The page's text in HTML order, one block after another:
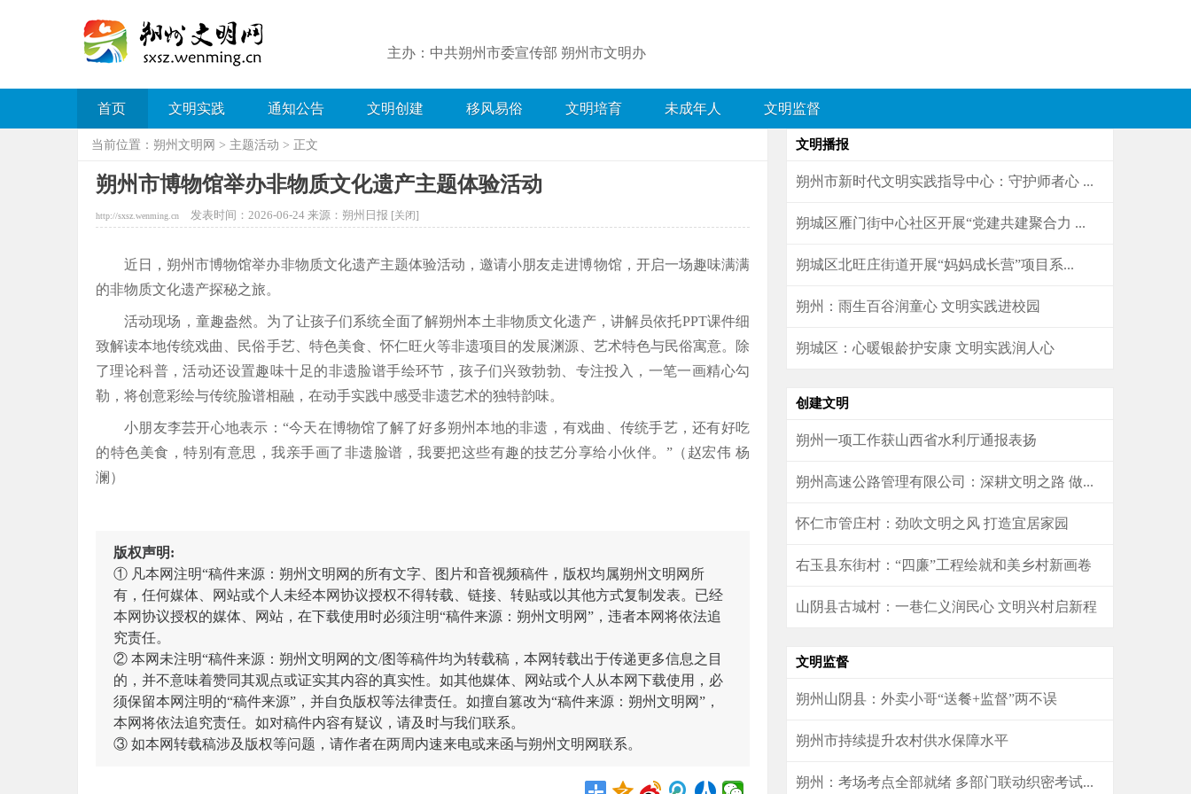
主办：中共朔州市委宣传部 朔州市文明办
首页 文明实践 通知公告 文明创建 移风易俗 文明培育 未成年人 文明监督
当前位置： 朔州文明网 > 主题活动 > 正文
朔州市博物馆举办非物质文化遗产主题体验活动
http://sxsz.wenming.cn 发表时间：2026-06-24 来源：朔州日报 [关闭]
近日，朔州市博物馆举办非物质文化遗产主题体验活动，邀请小朋友走进博物馆，开启一场趣味满满
的非物质文化遗产探秘之旅。
活动现场，童趣盎然。为了让孩子们系统全面了解朔州本土非物质文化遗产，讲解员依托PPT课件细
致解读本地传统戏曲、民俗手艺、特色美食、怀仁旺火等非遗项目的发展渊源、艺术特色与民俗寓意。除
了理论科普，活动还设置趣味十足的非遗脸谱手绘环节，孩子们兴致勃勃、专注投入，一笔一画精心勾
勒，将创意彩绘与传统脸谱相融，在动手实践中感受非遗艺术的独特韵味。
小朋友李芸开心地表示：“今天在博物馆了解了好多朔州本地的非遗，有戏曲、传统手艺，还有好吃
的特色美食，特别有意思，我亲手画了非遗脸谱，我要把这些有趣的技艺分享给小伙伴。”（赵宏伟 杨
澜）
版权声明:
① 凡本网注明“稿件来源：朔州文明网的所有文字、图片和音视频稿件，版权均属朔州文明网所
有，任何媒体、网站或个人未经本网协议授权不得转载、链接、转贴或以其他方式复制发表。已经
本网协议授权的媒体、网站，在下载使用时必须注明“稿件来源：朔州文明网”，违者本网将依法追
究责任。
② 本网未注明“稿件来源：朔州文明网的文/图等稿件均为转载稿，本网转载出于传递更多信息之目
的，并不意味着赞同其观点或证实其内容的真实性。如其他媒体、网站或个人从本网下载使用，必
须保留本网注明的“稿件来源”，并自负版权等法律责任。如擅自篡改为“稿件来源：朔州文明网”，
本网将依法追究责任。如对稿件内容有疑议，请及时与我们联系。
③ 如本网转载稿涉及版权等问题，请作者在两周内速来电或来函与朔州文明网联系。
文明播报
朔州市新时代文明实践指导中心：守护师者心 ...
朔城区雁门街中心社区开展“党建共建聚合力 ...
朔城区北旺庄街道开展“妈妈成长营”项目系...
朔州：雨生百谷润童心 文明实践进校园
朔城区：心暖银龄护安康 文明实践润人心
创建文明
朔州一项工作获山西省水利厅通报表扬
朔州高速公路管理有限公司：深耕文明之路 做...
怀仁市管庄村：劲吹文明之风 打造宜居家园
右玉县东街村：“四廉”工程绘就和美乡村新画卷
山阴县古城村：一巷仁义润民心 文明兴村启新程
文明监督
朔州山阴县：外卖小哥“送餐+监督”两不误
朔州市持续提升农村供水保障水平
朔州：考场考点全部就绪 多部门联动织密考试...